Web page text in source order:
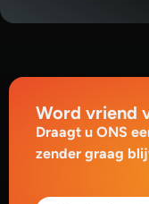
Word vriend
Draagt u ONS
zender graag